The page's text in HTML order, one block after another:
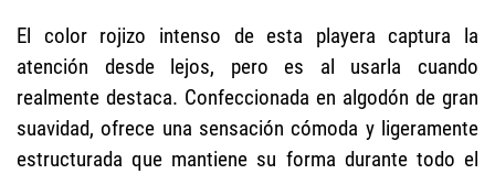
El color rojizo intenso de esta playera captura la
atención desde lejos, pero es al usarla cuando
realmente destaca. Confeccionada en algodón de gran
suavidad, ofrece una sensación cómoda y ligeramente
estructurada que mantiene su forma durante todo el